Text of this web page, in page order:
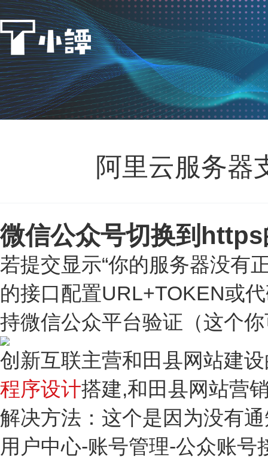
阿里云服务器
微信公众号切换到
若提交显示“你的服务器没有
的接口配置URL+TOKEN或
持微信公众平台验证（这个
创新互联主营和田县网站建
程序设计搭建,和田县网站营
解决方法：这个是因为没有
用户中心-账号管理-公众账号